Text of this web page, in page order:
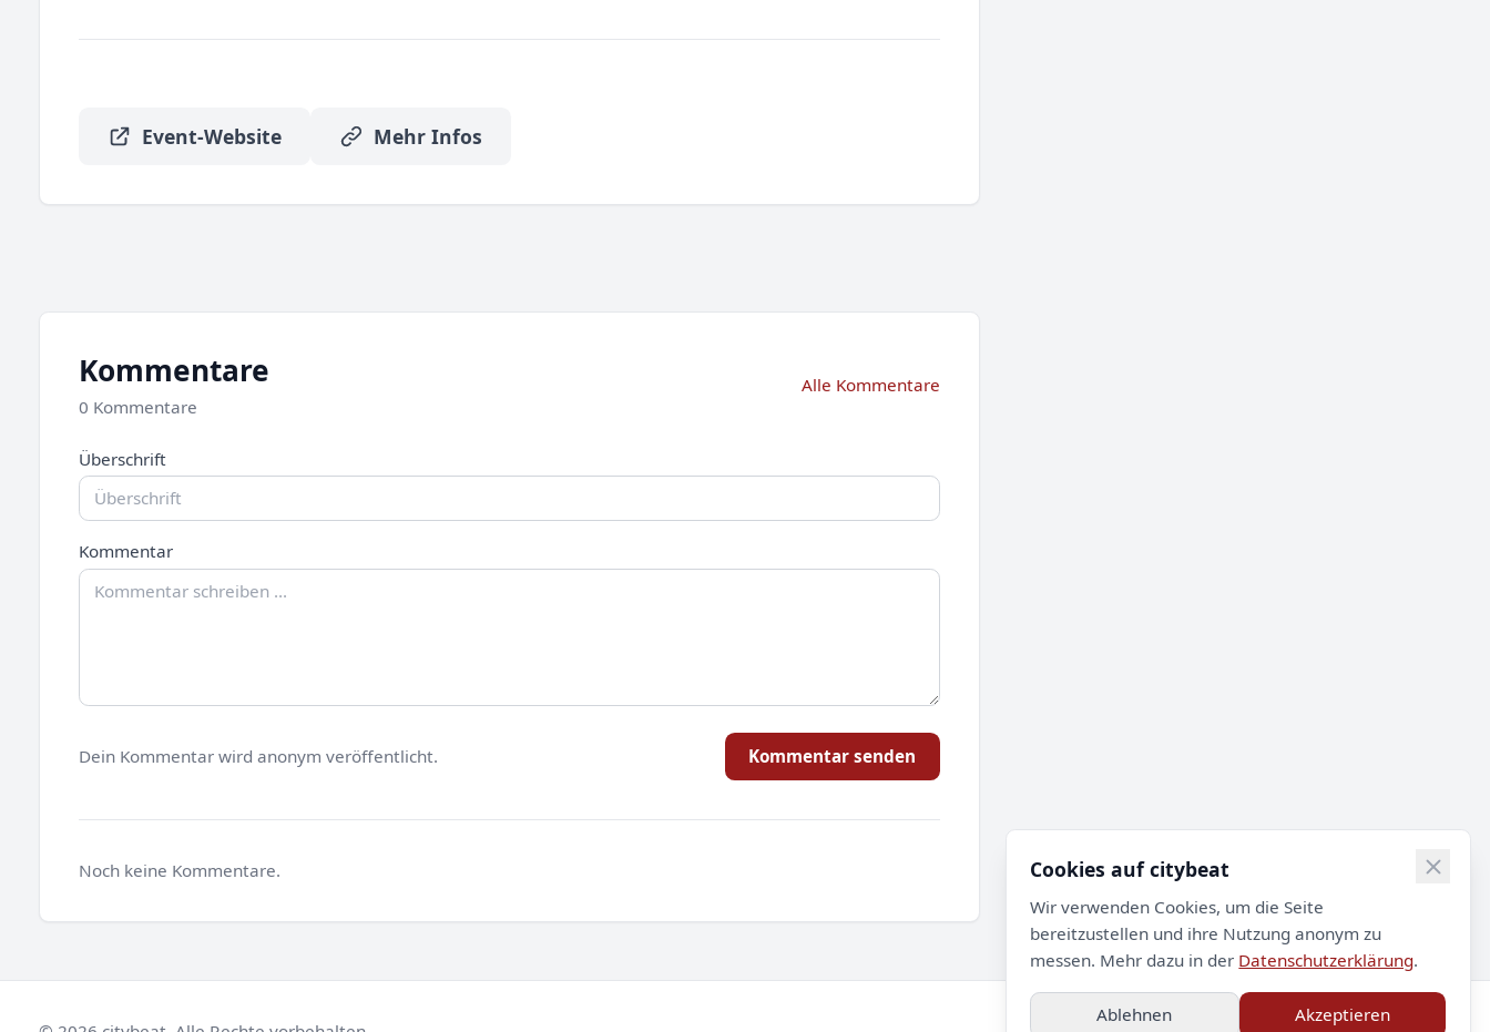
Event-Website Mehr Infos
Kommentare
0 Kommentare
Alle Kommentare
Überschrift
Kommentar
Dein Kommentar wird anonym veröffentlicht. Kommentar senden
Noch keine Kommentare. Cookies auf citybeat
Wir verwenden Cookies, um die Seite
bereitzustellen und ihre Nutzung anonym zu
messen. Mehr dazu in der Datenschutzerklärung.
Ablehnen Akzeptieren